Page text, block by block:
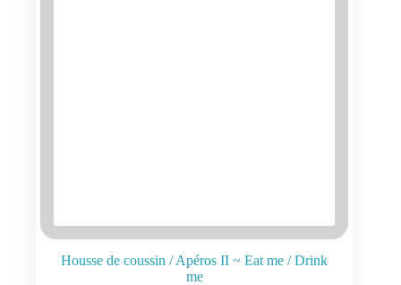
Housse de coussin / Apéros II ~ Eat me / Drink
me